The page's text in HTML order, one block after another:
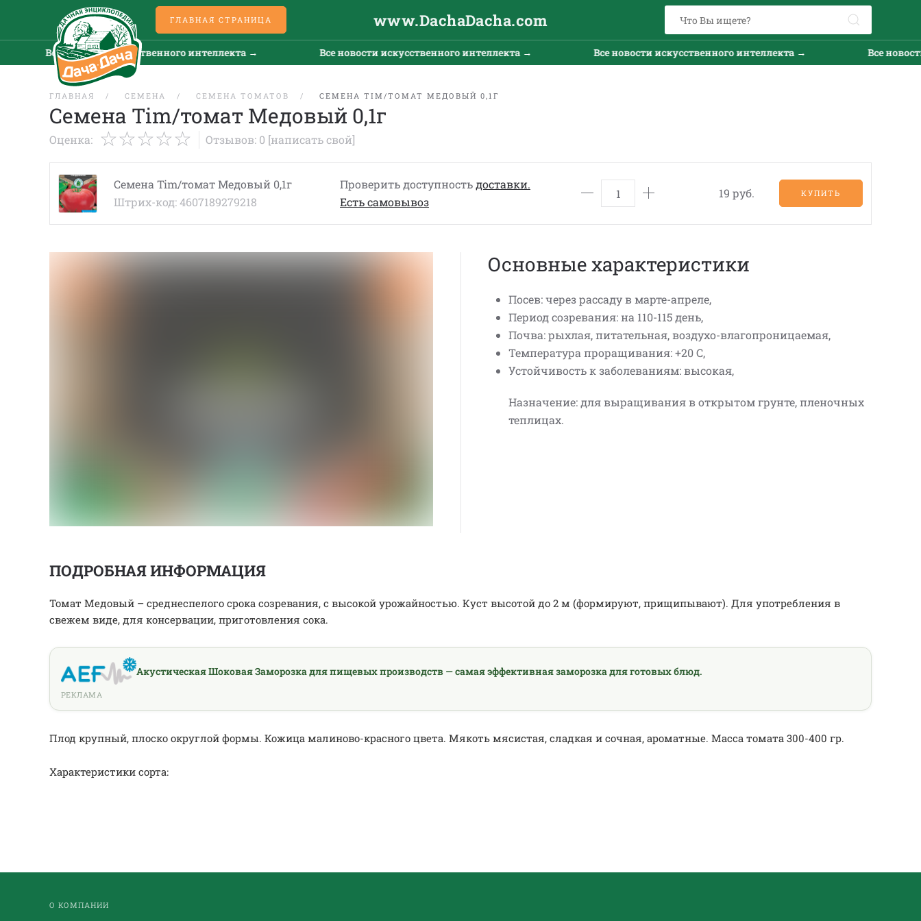
ГЛАВНАЯ СТРАНИЦА www.DachaDacha.com
Все новости искусственного интеллекта → Все новости искусственного интеллекта → Все новости искусственного интеллекта → Все
ГЛАВНАЯ СЕМЕНА СЕМЕНА ТОМАТОВ СЕМЕНА TIM/ТОМАТ МЕДОВЫЙ 0,1Г
Семена Tim/томат Медовый 0,1г
Оценка: Отзывов: 0 [написать свой]
Семена Tim/томат Медовый 0,1г
Штрих-код: 4607189279218
Проверить доступность доставки.
Eсть cамовывоз
19 руб. КУПИТЬ
Основные характеристики
Посев: через рассаду в марте-апреле,
Период созревания: на 110-115 день,
Почва: рыхлая, питательная, воздухо-влагопроницаемая,
Температура проращивания: +20 С,
Устойчивость к заболеваниям: высокая,
Назначение: для выращивания в открытом грунте, пленочных
теплицах.
ПОДРОБНАЯ ИНФОРМАЦИЯ
Томат Медовый – среднеспелого срока созревания, с высокой урожайностью. Куст высотой до 2 м (формируют, прищипывают). Для употребления в
свежем виде, для консервации, приготовления сока.
Акустическая Шоковая Заморозка для пищевых производств — самая эффективная заморозка для готовых блюд.
РЕКЛАМА
Плод крупный, плоско округлой формы. Кожица малиново-красного цвета. Мякоть мясистая, сладкая и сочная, ароматные. Масса томата 300-400 гр.
Характеристики сорта:
О КОМПАНИИ